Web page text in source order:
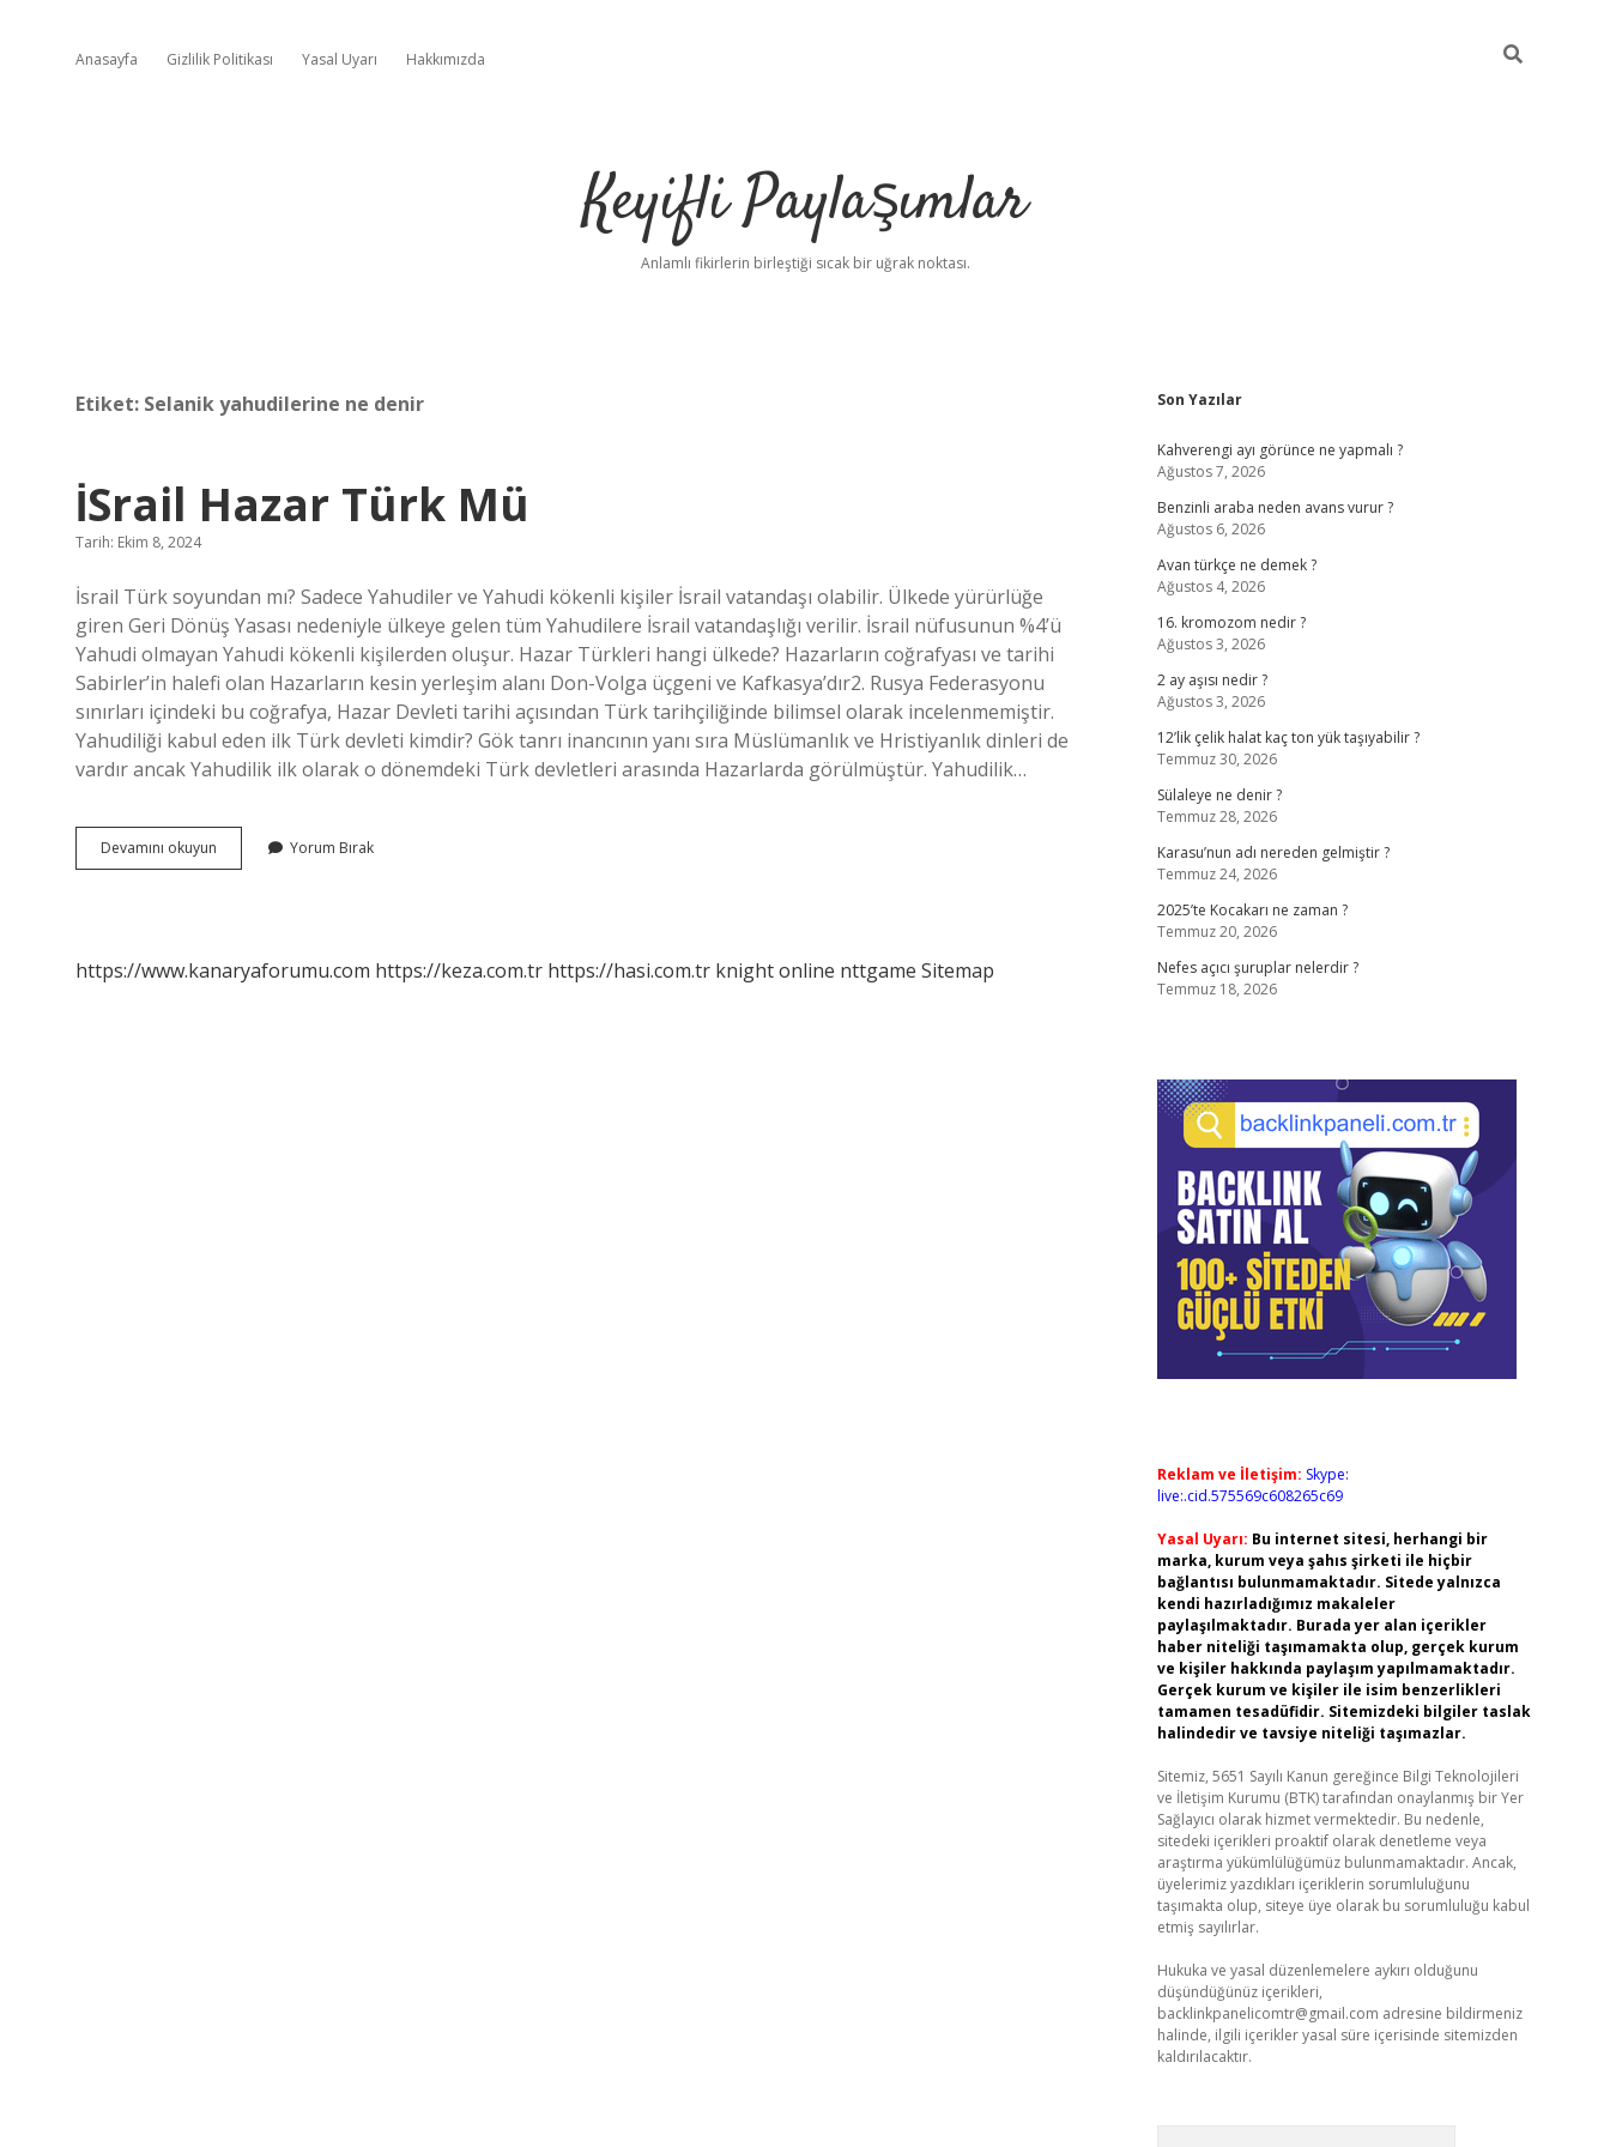
Anasayfa Gizlilik Politikası Yasal Uyarı Hakkımızda
Keyifli Paylaşımlar
Anlamlı fikirlerin birleştiği sıcak bir uğrak noktası.
Etiket: Selanik yahudilerine ne denir
İSrail Hazar Türk Mü
Tarih: Ekim 8, 2024
İsrail Türk soyundan mı? Sadece Yahudiler ve Yahudi kökenli kişiler İsrail vatandaşı olabilir. Ülkede yürürlüğe
giren Geri Dönüş Yasası nedeniyle ülkeye gelen tüm Yahudilere İsrail vatandaşlığı verilir. İsrail nüfusunun %4’ü
Yahudi olmayan Yahudi kökenli kişilerden oluşur. Hazar Türkleri hangi ülkede? Hazarların coğrafyası ve tarihi
Sabirler’in halefi olan Hazarların kesin yerleşim alanı Don-Volga üçgeni ve Kafkasya’dır2. Rusya Federasyonu
sınırları içindeki bu coğrafya, Hazar Devleti tarihi açısından Türk tarihçiliğinde bilimsel olarak incelenmemiştir.
Yahudiliği kabul eden ilk Türk devleti kimdir? Gök tanrı inancının yanı sıra Müslümanlık ve Hristiyanlık dinleri de
vardır ancak Yahudilik ilk olarak o dönemdeki Türk devletleri arasında Hazarlarda görülmüştür. Yahudilik…
Devamını okuyun
Hazar
Yorum Bırak
https://www.kanaryaforumu.com https://keza.com.tr https://hasi.com.tr knight online nttgame Sitemap
Sidebar
Son Yazılar
Kahverengi ayı görünce ne yapmalı ?
Ağustos 7, 2026
Benzinli araba neden avans vurur ?
Ağustos 6, 2026
Avan türkçe ne demek ?
Ağustos 4, 2026
16. kromozom nedir ?
Ağustos 3, 2026
2 ay aşısı nedir ?
Ağustos 3, 2026
12’lik çelik halat kaç ton yük taşıyabilir ?
Temmuz 30, 2026
Sülaleye ne denir ?
Temmuz 28, 2026
Karasu’nun adı nereden gelmiştir ?
Temmuz 24, 2026
2025’te Kocakarı ne zaman ?
Temmuz 20, 2026
Nefes açıcı şuruplar nelerdir ?
Temmuz 18, 2026
Reklam ve İletişim: Skype:
live:.cid.575569c608265c69
Yasal Uyarı: Bu internet sitesi, herhangi bir
marka, kurum veya şahıs şirketi ile hiçbir
bağlantısı bulunmamaktadır. Sitede yalnızca
kendi hazırladığımız makaleler
paylaşılmaktadır. Burada yer alan içerikler
haber niteliği taşımamakta olup, gerçek kurum
ve kişiler hakkında paylaşım yapılmamaktadır.
Gerçek kurum ve kişiler ile isim benzerlikleri
tamamen tesadüfidir. Sitemizdeki bilgiler taslak
halindedir ve tavsiye niteliği taşımazlar.
Sitemiz, 5651 Sayılı Kanun gereğince Bilgi Teknolojileri
ve İletişim Kurumu (BTK) tarafından onaylanmış bir Yer
Sağlayıcı olarak hizmet vermektedir. Bu nedenle,
sitedeki içerikleri proaktif olarak denetleme veya
araştırma yükümlülüğümüz bulunmamaktadır. Ancak,
üyelerimiz yazdıkları içeriklerin sorumluluğunu
taşımakta olup, siteye üye olarak bu sorumluluğu kabul
etmiş sayılırlar.
Hukuka ve yasal düzenlemelere aykırı olduğunu
düşündüğünüz içerikleri,
backlinkpanelicomtr@gmail.com adresine bildirmeniz
halinde, ilgili içerikler yasal süre içerisinde sitemizden
kaldırılacaktır.